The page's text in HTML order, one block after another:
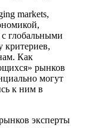
markets,
глобальными
критериев,
Как
рынков
могут
к ним в
эксперты